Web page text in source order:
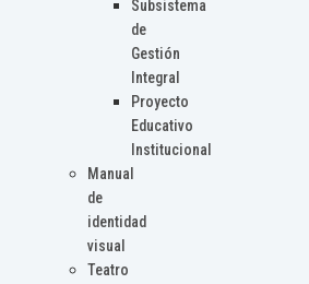
Subsistema
de
Gestión
Integral
Proyecto
Educativo
Institucional
Manual
de
identidad
visual
Teatro